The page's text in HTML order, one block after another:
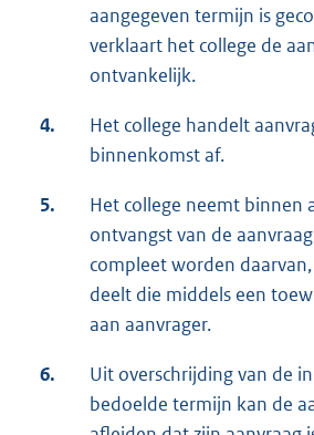
aangegeven termijn is
verklaart het college de
ontvankelijk.
4.
Het college handelt
binnenkomst af.
5.
Het college neemt binnen
ontvangst van de
compleet worden
deelt die middels een
aan aanvrager.
6.
Uit overschrijding van de
bedoelde termijn kan de